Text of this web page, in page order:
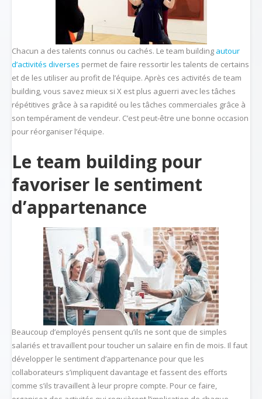
Chacun a des talents connus ou cachés. Le team building autour
d’activités diverses permet de faire ressortir les talents de certains
et de les utiliser au profit de l’équipe. Après ces activités de team
building, vous savez mieux si X est plus aguerri avec les tâches
répétitives grâce à sa rapidité ou les tâches commerciales grâce à
son tempérament de vendeur. C’est peut-être une bonne occasion
pour réorganiser l’équipe.
Le team building pour
favoriser le sentiment
d’appartenance
Beaucoup d’employés pensent qu’ils ne sont que de simples
salariés et travaillent pour toucher un salaire en fin de mois. Il faut
développer le sentiment d’appartenance pour que les
collaborateurs s’impliquent davantage et fassent des efforts
comme s’ils travaillent à leur propre compte. Pour ce faire,